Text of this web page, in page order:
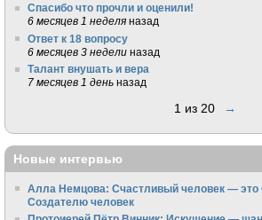
Спасибо что прочли и оценили!
6 месяцев 1 неделя назад
Ответ к 18 вопросу
6 месяцев 3 недели назад
Талант внушать и вера
7 месяцев 1 день назад
1 из 20 →
Новые интервью
Алла Немцова: Счастливый человек — это
Создателю человек